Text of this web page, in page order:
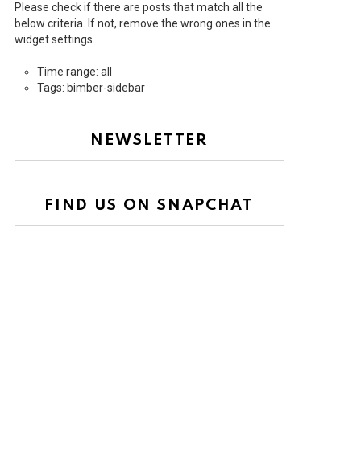
Please check if there are posts that match all the
below criteria. If not, remove the wrong ones in the
widget settings.
Time range: all
Tags: bimber-sidebar
NEWSLETTER
FIND US ON SNAPCHAT